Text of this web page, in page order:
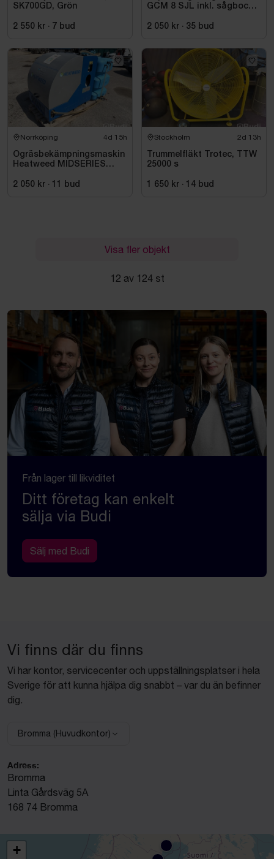
SK700GD, Grön
2 550 kr · 7 bud
GCM 8 SJL inkl. sågbock
2 050 kr · 35 bud
Norrköping 4d 15h
Ogräsbekämpningsmaskin
Heatweed MIDSERIES
2 050 kr · 11 bud
Stockholm 2d 13h
Trummelfläkt Trotec, TTW
25000 s
1 650 kr · 14 bud
Visa fler objekt
12 av 124 st
Från lager till likviditet
Ditt företag kan enkelt
sälja via Budi
Sälj med Budi
Vi finns där du finns
Vi har kontor, servicecenter och uppställningsplatser i hela
Sverige för att kunna hjälpa dig snabbt – var du än befinner
dig.
Välj anläggning:
Bromma (Huvudkontor)
Adress:
Bromma
Linta Gårdsväg 5A
168 74 Bromma
+